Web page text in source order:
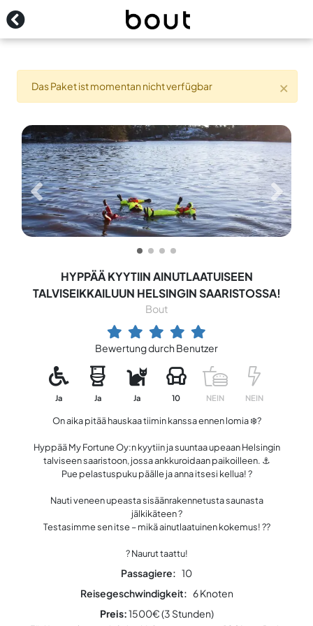
Kontakt
Anmeldung ×
Das Paket ist momentan nicht verfügbar
HYPPÄÄ KYYTIIN AINUTLAATUISEEN
TALVISEIKKAILUUN HELSINGIN SAARISTOSSA!
Bout
Bewertung durch Benutzer
Ja Ja Ja 10 NEIN NEIN
On aika pitää hauskaa tiimin kanssa ennen lomia ❄️?
Hyppää My Fortune Oy:n kyytiin ja suuntaa upeaan Helsingin
talviseen saaristoon, jossa ankkuroidaan paikoilleen. ⚓️
Pue pelastuspuku päälle ja anna itsesi kellua! ?
Nauti veneen upeasta sisäänrakennetusta saunasta
jälkikäteen ?
Testasimme sen itse – mikä ainutlaatuinen kokemus! ?‍?
? Naurut taattu!
Passagiere: 10
Reisegeschwindigkeit: 6 Knoten
Preis:1500€ (3 Stunden)